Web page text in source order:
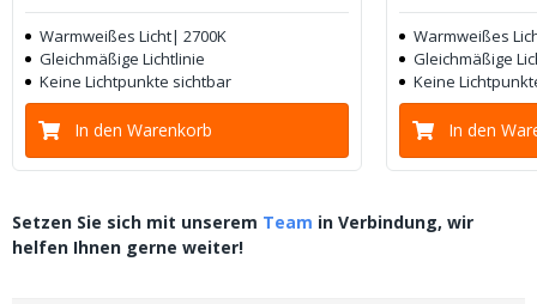
Warmweißes Licht| 2700K
Gleichmäßige Lichtlinie
Keine Lichtpunkte sichtbar
In den Warenkorb
Warmweißes
Gleichmäßige
Keine
In den
Setzen Sie sich mit unserem Team in Verbindung, wir
helfen Ihnen gerne weiter!